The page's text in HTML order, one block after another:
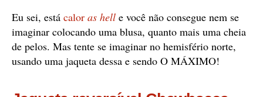
Eu sei, está calor as hell e você não consegue nem se
imaginar colocando uma blusa, quanto mais uma cheia
de pelos. Mas tente se imaginar no hemisfério norte,
usando uma jaqueta dessa e sendo O MÁXIMO!